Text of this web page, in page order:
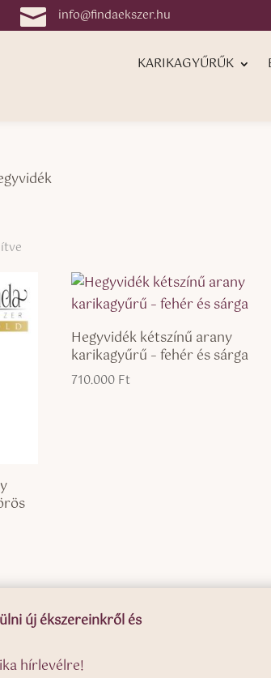
 info@findaekszer.hu
KARIKAGYŰRŰK
latest
Hegyvidék kétszínű arany
karikagyűrű – fehér és sárga
710.000 Ft
új ékszereinkről és
hírlevélre!